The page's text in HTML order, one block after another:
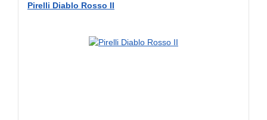
Pirelli Diablo Rosso II